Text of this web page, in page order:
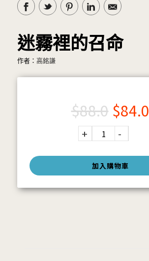
迷霧裡的召命
作者： 高銘謙
加入購物車
$88.0 $84.0